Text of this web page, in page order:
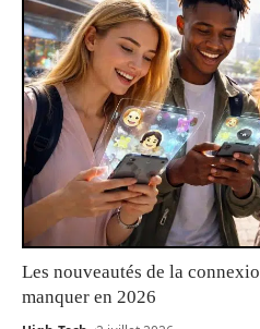
Les nouveautés de la
manquer en 2026